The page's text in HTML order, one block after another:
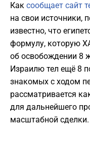
Как сообщает сайт
на свои источники,
известно, что
формулу, которую
об освобождении 8
Израилю тел ещё 8
знакомых с ходом
рассматривается
для дальнейшего
масштабной сделки.